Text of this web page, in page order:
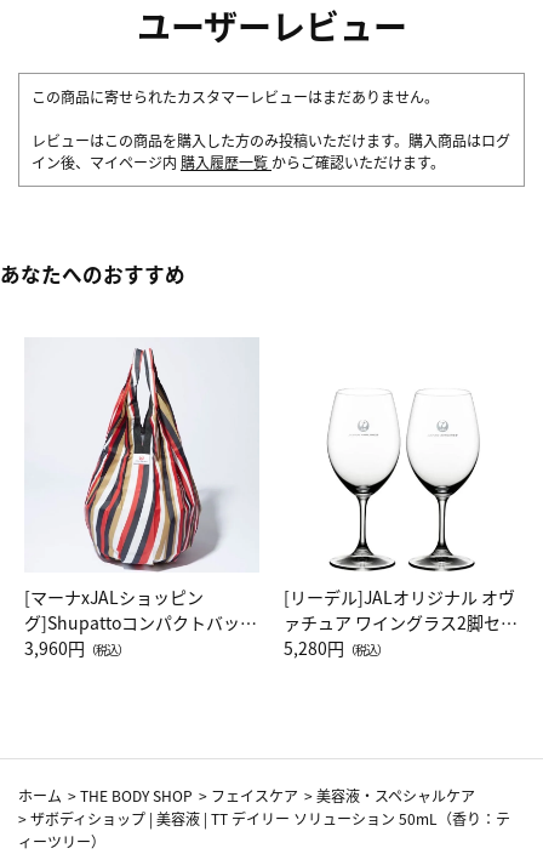
ユーザーレビュー
この商品に寄せられたカスタマーレビューはまだありません。
レビューはこの商品を購入した方のみ投稿いただけます。購入商品はログ
イン後、マイページ内 購入履歴一覧 からご確認いただけます。
あなたへのおすすめ
[マーナxJALショッピン
グ]Shupattoコンパクトバッグ
Drop JAL客室乗務員（LC）ス
3,960円 （税込）
[リーデル]JALオリジナル オヴ
ァチュア ワイングラス2脚セッ
ト（レッドワイン）
5,280円 （税込）
ホーム >THE BODY SHOP > フェイスケア >美容液・スペシャルケア
>ザボディショップ | 美容液 | TT デイリー ソリューション 50mL（香り：テ
ィーツリー）